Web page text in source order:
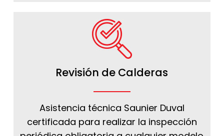
Revisión de Calderas
Asistencia técnica Saunier Duval
certificada para realizar la inspección